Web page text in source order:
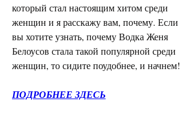
который стал настоящим хитом среди
женщин и я расскажу вам, почему. Если
вы хотите узнать, почему Водка Женя
Белоусов стала такой популярной среди
женщин, то сидите поудобнее, и начнем!
ПОДРОБНЕЕ ЗДЕСЬ